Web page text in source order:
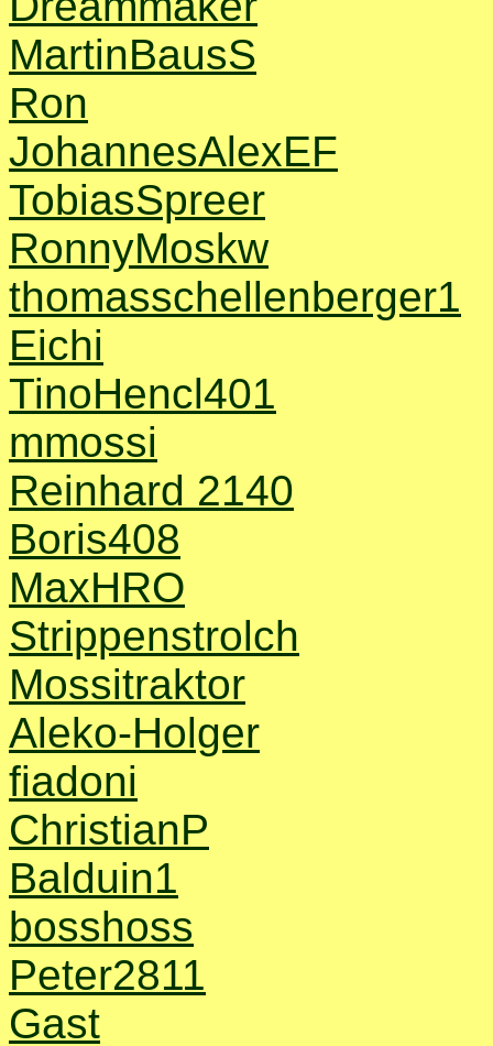
MartinBausS
Ron
JohannesAlexEF
TobiasSpreer
RonnyMoskw
thomasschellenberger1
Eichi
TinoHencl401
mmossi
Reinhard 2140
Boris408
MaxHRO
Strippenstrolch
Mossitraktor
Aleko-Holger
fiadoni
ChristianP
Balduin1
bosshoss
Peter2811
Gast